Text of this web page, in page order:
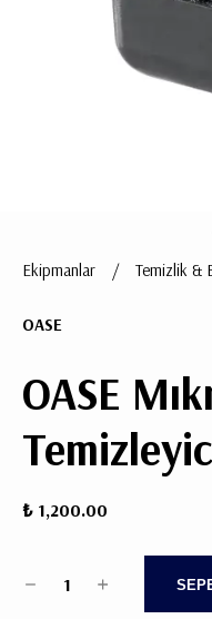
Ekipmanlar / Temizlik &
OASE
OASE
₺ 1,200.00
1